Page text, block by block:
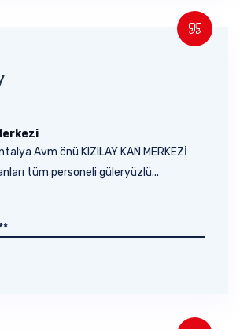
Avm önü KIZILAY KAN MERKEZİ
doktorları çalışanları tüm personeli güleryüzlü...